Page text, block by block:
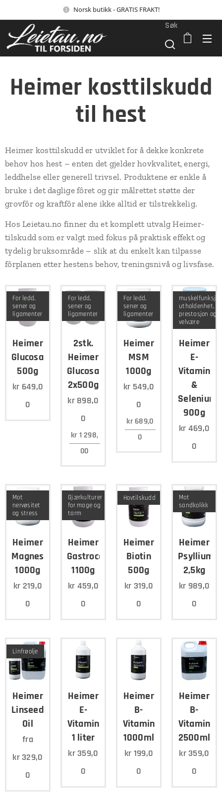
Norsk butikk - GRATIS FRAKT!
Søk
Heimer kosttilskudd
til hest
Heimer kosttilskudd er utviklet for å dekke konkrete
behov hos hest – enten det gjelder hovkvalitet, energi,
leddhelse eller generell trivsel. Produktene er enkle å
bruke i det daglige fôret og gir målrettet støtte der
grovfôr og kraftfôr alene ikke alltid er tilstrekkelig.
Hos Leietau.no finner du et komplett utvalg Heimer-
tilskudd som er valgt med fokus på praktisk effekt og
tydelig bruksområde – slik at du enkelt kan tilpasse
fôrplanen etter hestens behov, treningsnivå og livsfase.
Heimer
Glucosamin
500g
For ledd,
sener og
ligamenter
kr 649,0
0
2stk.
Heimer
Glucosamin
2x500g
For ledd,
sener og
ligamenter
kr 898,0
0
kr 1 298,
00
Heimer
MSM
1000g
For ledd,
sener og
ligamenter
kr 549,0
0
kr 689,0
0
Heimer
E-
Vitamin
&
Selenium
900g
utholdenhet,
prestasjon og
velvære
kr 469,0
0
Heimer
Magnesium
1000g
Mot
nervøsitet
og stress
kr 219,0
0
Heimer
Gastrocell
1100g
Gjærkulturer
for mage og
tarm
kr 459,0
0
Heimer
Biotin
500g
Hovtilskudd
kr 319,0
0
Heimer
Psyllium
2,5kg
Mot
sandkolikk
kr 989,0
0
Heimer
Linseed
Oil
Linfrøolje
fra
kr 329,0
0
Heimer
E-
Vitamin
1 liter
kr 359,0
0
Heimer
B-
Vitamin
1000ml
kr 199,0
0
Heimer
B-
Vitamin
2500ml
kr 359,0
0